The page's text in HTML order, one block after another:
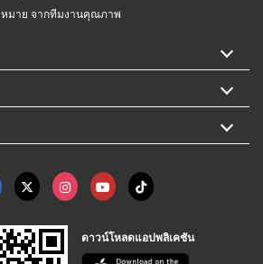
หมาย จากทีมงานคุณภาพ
ดาวน์โหลดแอปพลิเคชัน